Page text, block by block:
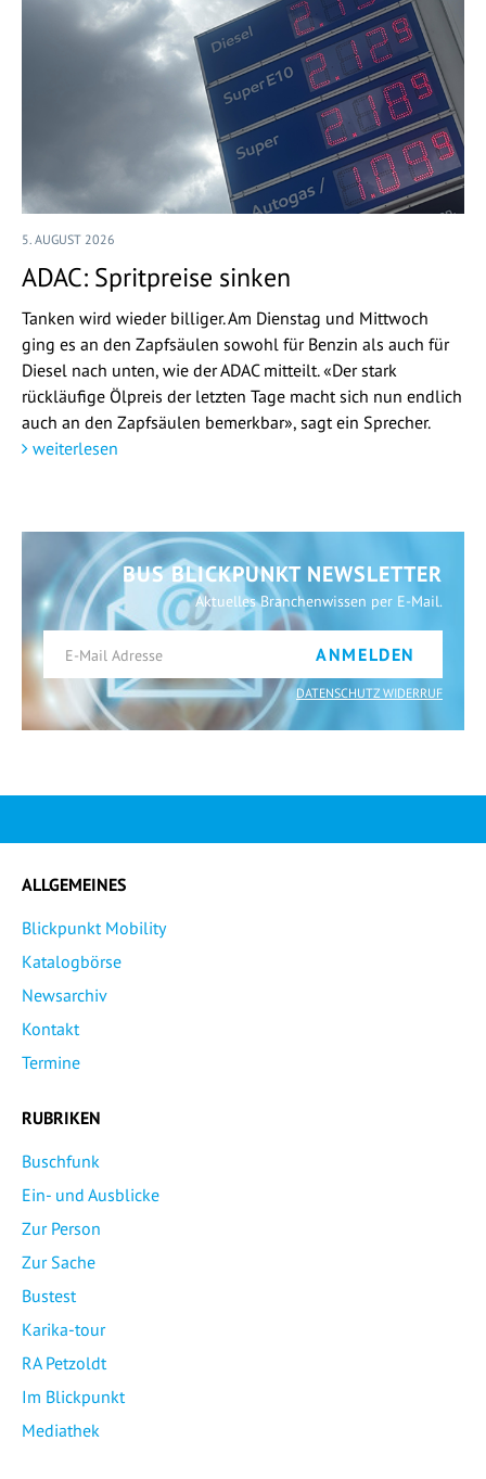
5. AUGUST 2026
ADAC: Spritpreise sinken
Tanken wird wieder billiger. Am Dienstag und Mittwoch
ging es an den Zapfsäulen sowohl für Benzin als auch für
Diesel nach unten, wie der ADAC mitteilt. «Der stark
rückläufige Ölpreis der letzten Tage macht sich nun endlich
auch an den Zapfsäulen bemerkbar», sagt ein Sprecher.
weiterlesen
BUS BLICKPUNKT NEWSLETTER
Aktuelles Branchenwissen per E-Mail.
ANMELDEN
DATENSCHUTZ WIDERRUF
ALLGEMEINES
Blickpunkt Mobility
Katalogbörse
Newsarchiv
Kontakt
Termine
RUBRIKEN
Buschfunk
Ein- und Ausblicke
Zur Person
Zur Sache
Bustest
Karika-tour
RA Petzoldt
Im Blickpunkt
Mediathek